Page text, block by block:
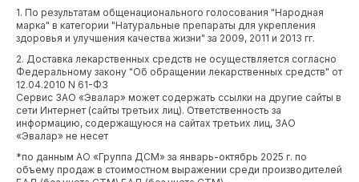
1. По результатам общенационального голосования "Народная
марка" в категории "Натуральные препараты для укрепления
здоровья и улучшения качества жизни" за 2009, 2011 и 2013 гг.
2. Доставка лекарственных средств не осуществляется согласно
Федеральному закону "Об обращении лекарственных средств" от
12.04.2010 N 61-ФЗ
Сервис ЗАО «Эвалар» может содержать ссылки на другие сайты в
сети Интернет (сайты третьих лиц). Ответственность за
информацию, содержащуюся на сайтах третьих лиц, ЗАО
«Эвалар» не несет
*по данным АО «Группа ДСМ» за январь-октябрь 2025 г. по
объему продаж в стоимостном выражении среди производителей